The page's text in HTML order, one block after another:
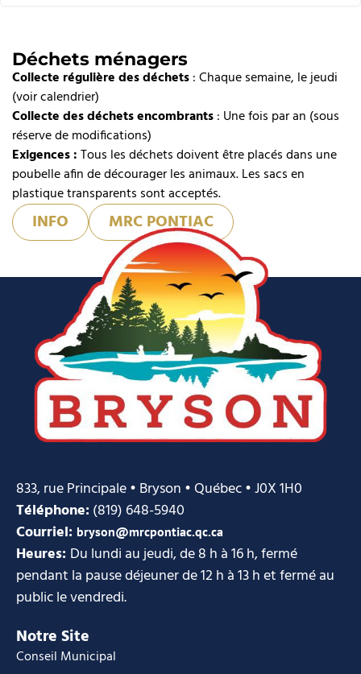
Déchets ménagers
Collecte régulière des déchets: Chaque semaine, le jeudi
(voir calendrier)
Collecte des déchets encombrants: Une fois par an (sous
réserve de modifications)
Exigences :Tous les déchets doivent être placés dans une
poubelle afin de décourager les animaux. Les sacs en
plastique transparents sont acceptés.
INFO MRC PONTIAC
iCalendar
Office 365
Outlook Live
833, rue Principale • Bryson • Québec • J0X 1H0
Téléphone:(819) 648-5940
Courriel: bryson@mrcpontiac.qc.ca
Heures: Du lundi au jeudi, de 8 h à 16 h, fermé
pendant la pause déjeuner de 12 h à 13 h et fermé au
public le vendredi.
Notre Site
Conseil Municipal